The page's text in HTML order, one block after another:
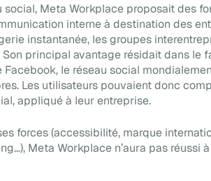
social, Meta Workplace proposait des
interne à destination des
instantanée, les groupes
principal avantage résidait dans le
Facebook, le réseau social
Les utilisateurs pouvaient donc
appliqué à leur entreprise.
forces (accessibilité, marque
Meta Workplace n’aura pas réussi